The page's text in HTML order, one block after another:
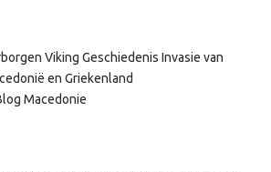
Viking Geschiedenis Invasie van
en Griekenland
Macedonie